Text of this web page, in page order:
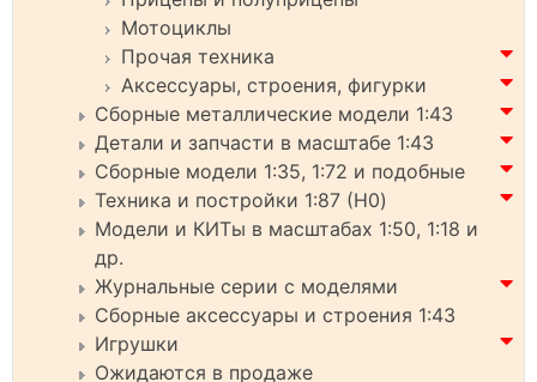
Мотоциклы
Прочая техника
Аксессуары, строения, фигурки
Сборные металлические модели 1:43
Детали и запчасти в масштабе 1:43
Сборные модели 1:35, 1:72 и подобные
Техника и постройки 1:87 (H0)
Модели и КИТы в масштабах 1:50, 1:18 и
др.
Журнальные серии с моделями
Сборные аксессуары и строения 1:43
Игрушки
Ожидаются в продаже